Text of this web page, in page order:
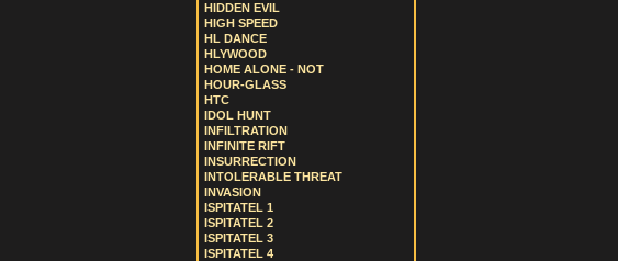
HIDDEN EVIL
HIGH SPEED
HL DANCE
HLYWOOD
HOME ALONE - NOT
HOUR-GLASS
HTC
IDOL HUNT
INFILTRATION
INFINITE RIFT
INSURRECTION
INTOLERABLE THREAT
INVASION
ISPITATEL 1
ISPITATEL 2
ISPITATEL 3
ISPITATEL 4